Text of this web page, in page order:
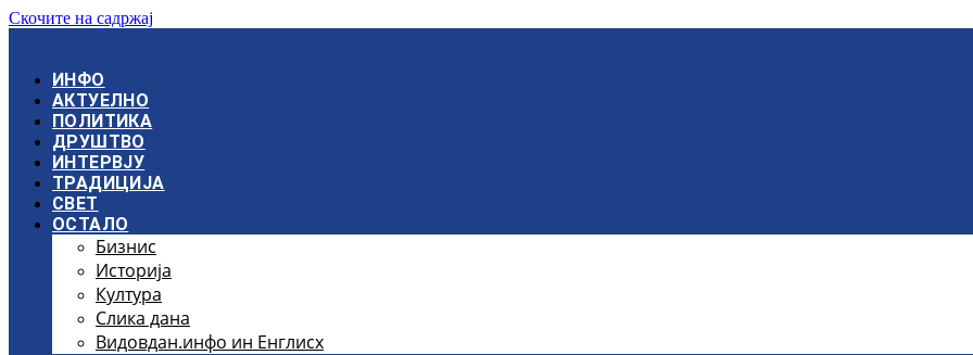
Скочите на садржај
ИНФО
АКТУЕЛНО
ПОЛИТИКА
ДРУШТВО
ИНТЕРВЈУ
ТРАДИЦИЈА
СВЕТ
ОСТАЛО
Бизнис
Историја
Култура
Слика дана
Видовдан.инфо ин Енглисх